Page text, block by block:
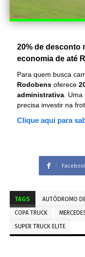
20% de desconto
economia de até
Para quem busca
Rodobens oferece
administrativa .
precisa investir na
Clique aqui para
TAGS AUTÓDROMO
COPA TRUCK
SUPER TRUCK ELITE